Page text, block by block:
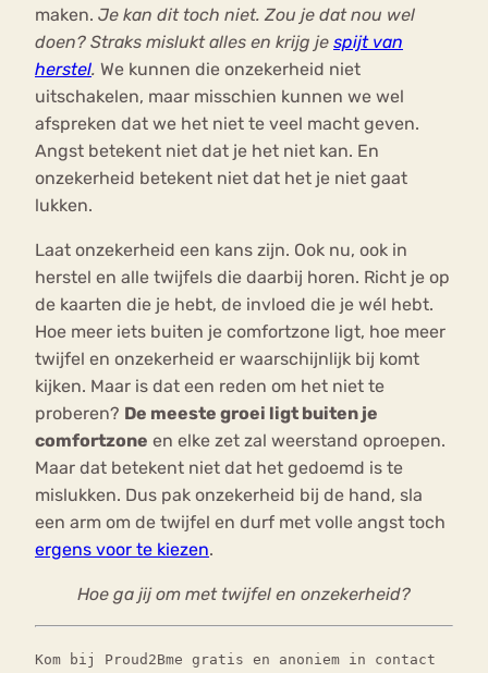
maken. Je kan dit toch niet. Zou je dat nou wel
doen? Straks mislukt alles en krijg je spijt van
herstel. We kunnen die onzekerheid niet
uitschakelen, maar misschien kunnen we wel
afspreken dat we het niet te veel macht geven.
Angst betekent niet dat je het niet kan. En
onzekerheid betekent niet dat het je niet gaat
lukken.
Laat onzekerheid een kans zijn. Ook nu, ook in
herstel en alle twijfels die daarbij horen. Richt je op
de kaarten die je hebt, de invloed die je wél hebt.
Hoe meer iets buiten je comfortzone ligt, hoe meer
twijfel en onzekerheid er waarschijnlijk bij komt
kijken. Maar is dat een reden om het niet te
proberen? De meeste groei ligt buiten je
comfortzone en elke zet zal weerstand oproepen.
Maar dat betekent niet dat het gedoemd is te
mislukken. Dus pak onzekerheid bij de hand, sla
een arm om de twijfel en durf met volle angst toch
ergens voor te kiezen.
Hoe ga jij om met twijfel en onzekerheid?
Kom bij Proud2Bme gratis en anoniem in contact